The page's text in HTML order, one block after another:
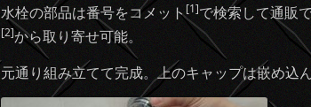
水栓の部品は番号をコメット[1]で検索して通販
[2]から取り寄せ可能。
元通り組み立てて完成。上のキャップは嵌め込